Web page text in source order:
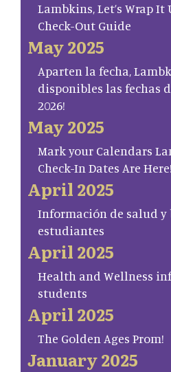
Lambkins, Let’s Wrap It
Check-Out Guide
May 2025
Aparten la fecha,
disponibles las fechas
2026!
May 2025
Mark your Calendars
Check-In Dates Are Here!
April 2025
Información de salud y
estudiantes
April 2025
Health and Wellness
students
April 2025
The Golden Ages Prom!
January 2025